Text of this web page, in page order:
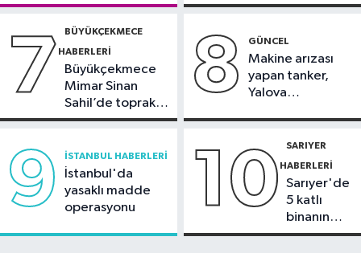
7 BÜYÜKÇEKMECE
HABERLERI
Büyükçekmece
Mimar Sinan
Sahil’de toprak
kayması
8 GÜNCEL
Makine arızası
yapan tanker,
Yalova
9 İSTANBUL HABERLERI
İstanbul'da
yasaklı madde
operasyonu
10 SARIYER
HABERLERI
Sarıyer'de
5 katlı
binanın
çatısında